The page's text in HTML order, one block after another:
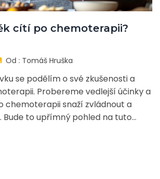
cítí po chemoterapii?
Od : Tomáš Hruška
se podělím o své zkušenosti a
Probereme vedlejší účinky a
chemoterapii snaží zvládnout a
Bude to upřímný pohled na tuto
která má výrazný dopad na fyzický
člověka. Doufám, že moje